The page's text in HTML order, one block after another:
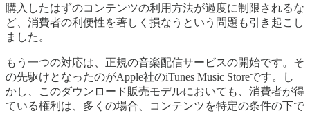
購入したはずのコンテンツの利用方法が過度に制限されるな
ど、消費者の利便性を著しく損なうという問題も引き起こし
ました。
もう一つの対応は、正規の音楽配信サービスの開始です。そ
の先駆けとなったのがApple社のiTunes Music Storeです。し
かし、このダウンロード販売モデルにおいても、消費者が得
ている権利は、多くの場合、コンテンツを特定の条件の下で